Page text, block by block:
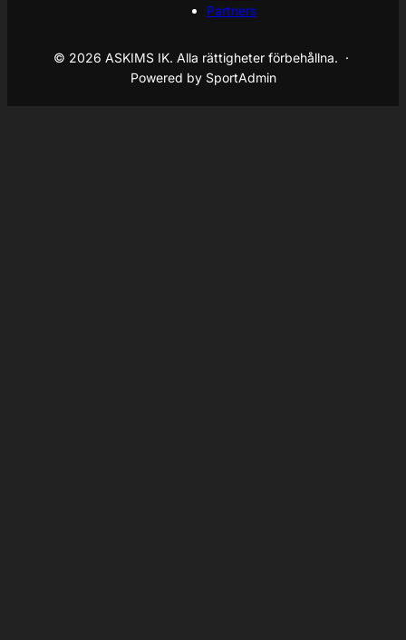
Partners
© 2026 ASKIMS IK. Alla rättigheter förbehållna. ·
Powered by SportAdmin